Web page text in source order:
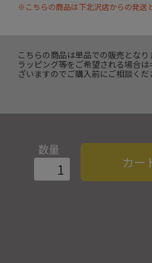
※こちらの商品は下北沢店からの発送
こちらの商品は単品での販売となり
ラッピング等をご希望される場合
ざいますのでご購入前にご相談くだ
数量
カー